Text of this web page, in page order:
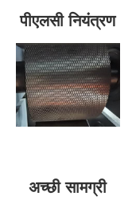
पीएलसी नियंत्रण
अच्छी सामग्री